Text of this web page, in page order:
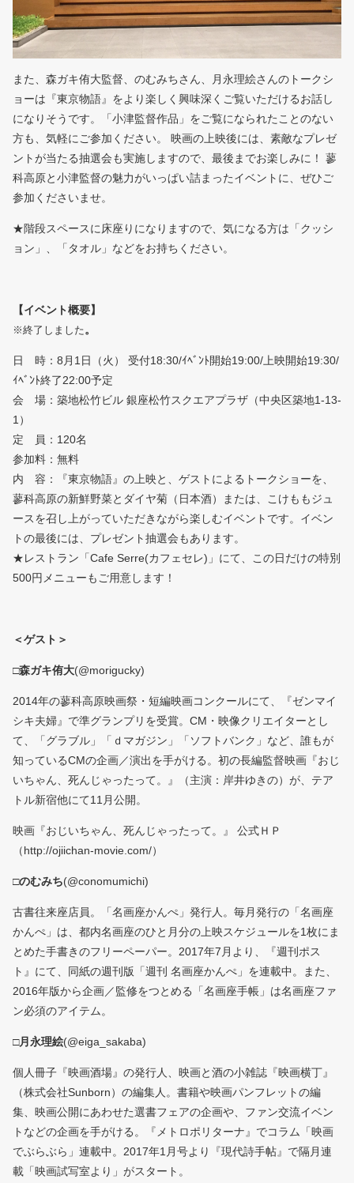
また、森ガキ侑大監督、のむみちさん、月永理絵さんのトークシ
ョーは『東京物語』をより楽しく興味深くご覧いただけるお話し
になりそうです。「小津監督作品」をご覧になられたことのない
方も、気軽にご参加ください。 映画の上映後には、素敵なプレゼ
ントが当たる抽選会も実施しますので、最後までお楽しみに！ 蓼
科高原と小津監督の魅力がいっぱい詰まったイベントに、ぜひご
参加くださいませ。
★階段スペースに床座りになりますので、気になる方は「クッシ
ョン」、「タオル」などをお持ちください。
【イベント概要】
※終了しました。
日 時：8月1日（火） 受付18:30/ｲﾍﾞﾝﾄ開始19:00/上映開始19:30/
ｲﾍﾞﾝﾄ終了22:00予定
会 場：築地松竹ビル 銀座松竹スクエアプラザ（中央区築地1-13-
1）
定 員：120名
参加料：無料
内 容：『東京物語』の上映と、ゲストによるトークショーを、
蓼科高原の新鮮野菜とダイヤ菊（日本酒）または、こけももジュ
ースを召し上がっていただきながら楽しむイベントです。イベン
トの最後には、プレゼント抽選会もあります。
★レストラン「Cafe Serre(カフェセレ)」にて、この日だけの特別
500円メニューもご用意します！
＜ゲスト＞
□森ガキ侑大(@morigucky)
2014年の蓼科高原映画祭・短編映画コンクールにて、『ゼンマイ
シキ夫婦』で準グランプリを受賞。CM・映像クリエイターとし
て、「グラブル」「ｄマガジン」「ソフトバンク」など、誰もが
知っているCMの企画／演出を手がける。初の長編監督映画『おじ
いちゃん、死んじゃったって。』（主演：岸井ゆきの）が、テア
トル新宿他にて11月公開。
映画『おじいちゃん、死んじゃったって。』 公式ＨＰ
（http://ojiichan-movie.com/）
□のむみち(@conomumichi)
古書往来座店員。「名画座かんぺ」発行人。毎月発行の「名画座
かんぺ」は、都内名画座のひと月分の上映スケジュールを1枚にま
とめた手書きのフリーペーパー。2017年7月より、『週刊ポス
ト』にて、同紙の週刊版「週刊 名画座かんぺ」を連載中。また、
2016年版から企画／監修をつとめる「名画座手帳」は名画座ファ
ン必須のアイテム。
□月永理絵(@eiga_sakaba)
個人冊子『映画酒場』の発行人、映画と酒の小雑誌『映画横丁』
（株式会社Sunborn）の編集人。書籍や映画パンフレットの編
集、映画公開にあわせた選書フェアの企画や、ファン交流イベン
トなどの企画を手がける。『メトロポリターナ』でコラム「映画
でぶらぶら」連載中。2017年1月号より『現代詩手帖』で隔月連
載「映画試写室より」がスタート。